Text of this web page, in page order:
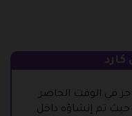
كارد
في الوقت الحاضر
تم إنشاؤه داخل